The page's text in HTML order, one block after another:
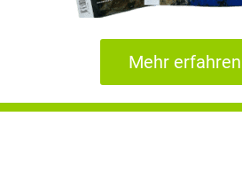
Mehr erfahren